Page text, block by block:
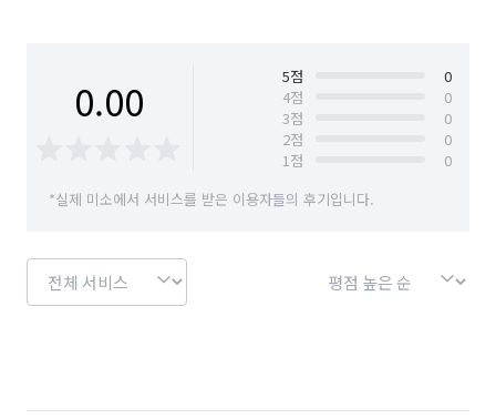
0.00 5점
0
4점
0
3점
0
2점
0
1점
0
*실제 미소에서 서비스를 받은 이용자들의 후기입니다.